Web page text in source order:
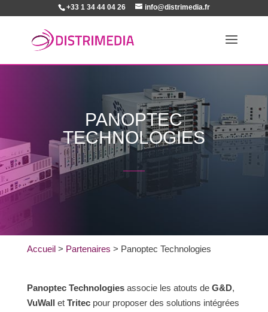
+33 1 34 44 04 26 info@distrimedia.fr
PANOPTEC
TECHNOLOGIES
Accueil> Partenaires > Panoptec Technologies
Panoptec Technologiesassocie les atouts de G&D,
VuWall et Tritecpour proposer des solutions intégrées